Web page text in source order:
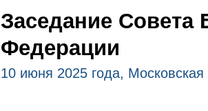
Заседание Совета
Федерации
10 июня 2025 года,